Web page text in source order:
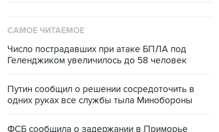
САМОЕ ЧИТАЕМОЕ
Число пострадавших при атаке БПЛА под
Геленджиком увеличилось до 58 человек
Путин сообщил о решении сосредоточить в
одних руках все службы тыла Минобороны
ФСБ сообщила о задержании в Приморье